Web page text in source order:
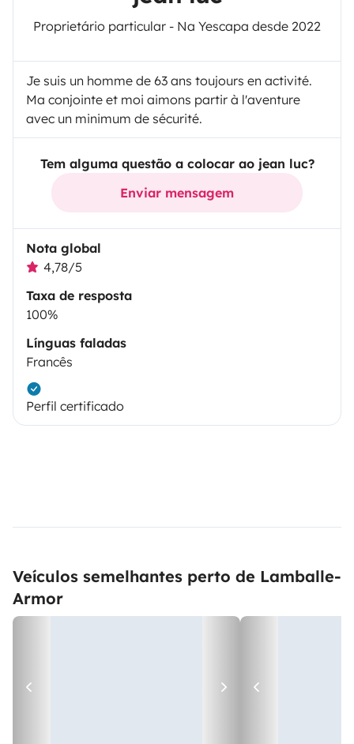
Proprietário particular - Na Yescapa desde 2022
Je suis un homme de 63 ans toujours en activité.
Ma conjointe et moi aimons partir à l'aventure
avec un minimum de sécurité.
Tem alguma questão a colocar ao jean luc?
Enviar mensagem
Nota global
4,78/5
Taxa de resposta
100%
Línguas faladas
Francês
Perfil certificado
Veículos semelhantes perto de Lamballe-
Armor